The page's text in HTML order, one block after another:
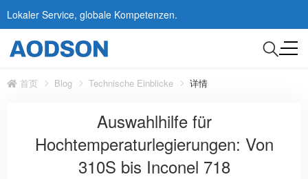
Lokaler Service, globale Kompetenzen.
首页 Blog Technische Einblicke 详情
Auswahlhilfe für
Hochtemperaturlegierungen: Von
310S bis Inconel 718